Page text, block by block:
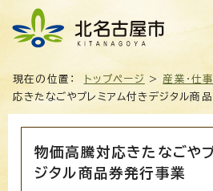
現在の位置： トップページ > 産業・仕事
応きたなごやプレミアム付きデジタル商
物価高騰対応きたなごや
ジタル商品券発行事業